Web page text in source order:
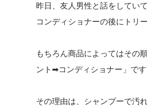
昨日、友人男性と話をしてい
コンディショナーの後にトリ
もちろん商品によってはその
ント➡コンディショナー」です
その理由は、シャンプーで汚